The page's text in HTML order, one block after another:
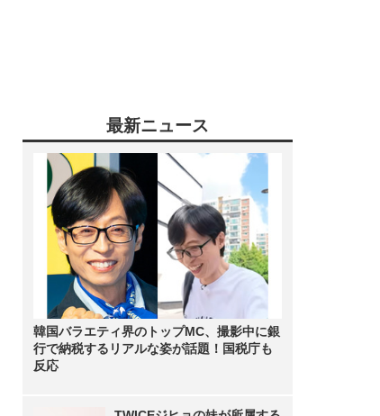
最新ニュース
韓国バラエティ界のトップMC、撮影中に銀
行で納税するリアルな姿が話題！国税庁も
反応